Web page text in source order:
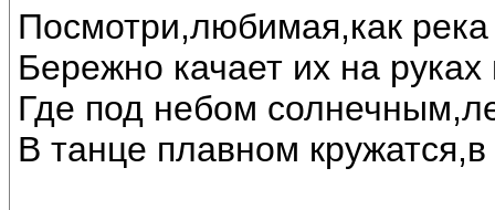
Посмотри,любимая,как река
Бережно качает их на
Где под небом
В танце плавном